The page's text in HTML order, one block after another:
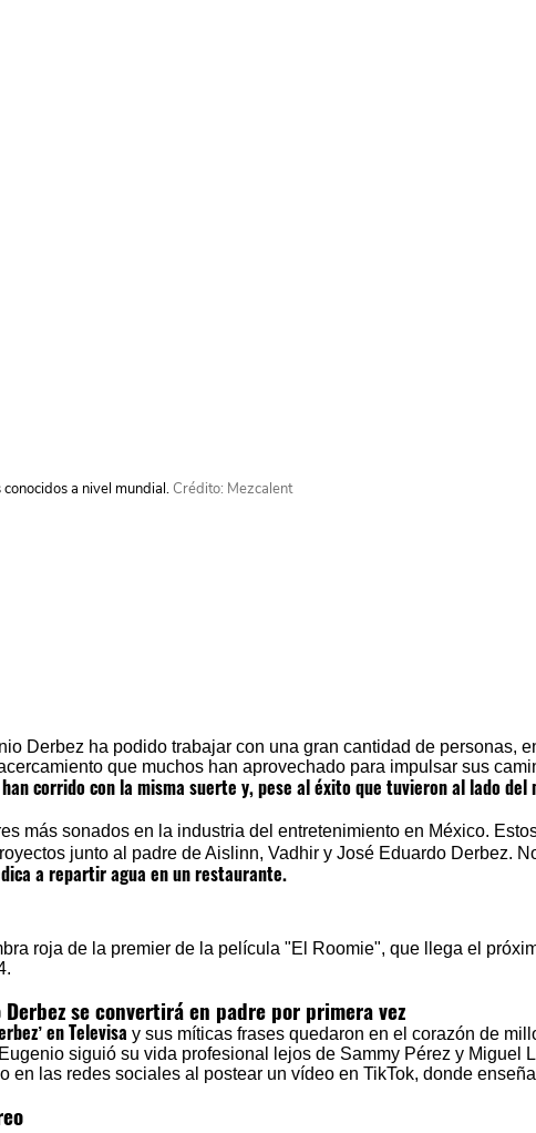
a nivel mundial. Crédito: Mezcalent
Derbez ha podido trabajar con una gran cantidad de personas,
que muchos han aprovechado para impulsar sus
corrido con la misma suerte y, pese al éxito que tuvieron al lado del
más sonados en la industria del entretenimiento en México.
junto al padre de Aislinn, Vadhir y José Eduardo Derbez.
a repartir agua en un restaurante.
se convertirá en padre por primera vez
en Televisa y sus míticas frases quedaron en el corazón de
siguió su vida profesional lejos de Sammy Pérez y Miguel
en las redes sociales al postear un vídeo en TikTok, donde